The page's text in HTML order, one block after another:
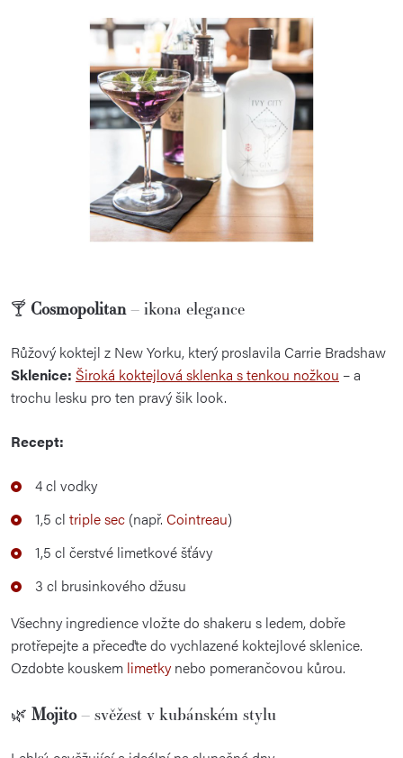
🍸 Cosmopolitan– ikona elegance
Růžový koktejl z New Yorku, který proslavila Carrie Bradshaw
Sklenice: Široká koktejlová sklenka s tenkou nožkou – a
trochu lesku pro ten pravý šik look.
Recept:
4 cl vodky
1,5 cl triple sec (např. Cointreau)
1,5 cl čerstvé limetkové šťávy
3 cl brusinkového džusu
Všechny ingredience vložte do shakeru s ledem, dobře
protřepejte a přeceďte do vychlazené koktejlové sklenice.
Ozdobte kouskem limetkynebo pomerančovou kůrou.
🌿 Mojito– svěžest v kubánském stylu